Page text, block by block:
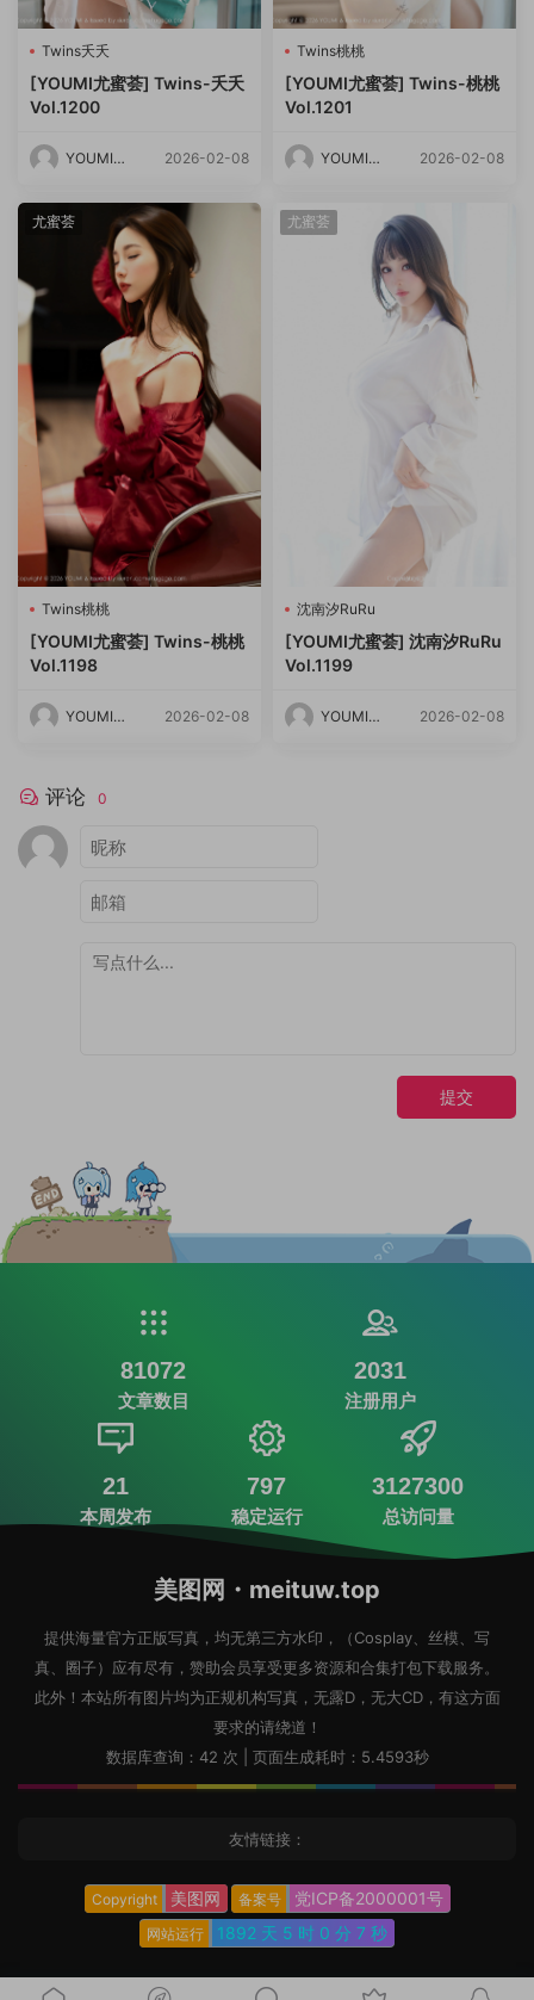
Twins夭夭
[YOUMI尤蜜荟] Twins-夭夭
Vol.1200
YOUMI尤
2026-02-08
Twins桃桃
[YOUMI尤蜜荟] Twins-桃桃
Vol.1201
YOUMI尤
2026-02-08
尤蜜荟
Twins桃桃
[YOUMI尤蜜荟] Twins-桃桃
Vol.1198
YOUMI尤
2026-02-08
尤蜜荟
沈南汐RuRu
[YOUMI尤蜜荟] 沈南汐RuRu
Vol.1199
YOUMI尤
2026-02-08
评论 0
提交
81072
文章数目
2031
注册用户
21
本周发布
797
稳定运行
3127300
总访问量
美图网・meituw.top
提供海量官方正版写真，均无第三方水印，（Cosplay、丝模、写
真、圈子）应有尽有，赞助会员享受更多资源和合集打包下载服务。
此外！本站所有图片均为正规机构写真，无露D，无大CD，有这方面
要求的请绕道！
数据库查询：42 次 | 页面生成耗时：5.4593秒
友情链接：
Copyright 美图网 备案号 党ICP备2000001号
网站运行 1892 天 5 时 0 分 9 秒